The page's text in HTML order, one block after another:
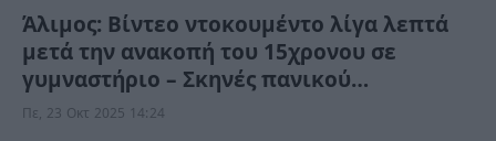
Άλιμος: Βίντεο ντοκουμέντο λίγα λεπτά
μετά την ανακοπή του 15χρονου σε
γυμναστήριο – Σκηνές πανικού…
Πε, 23 Οκτ 2025 14:24